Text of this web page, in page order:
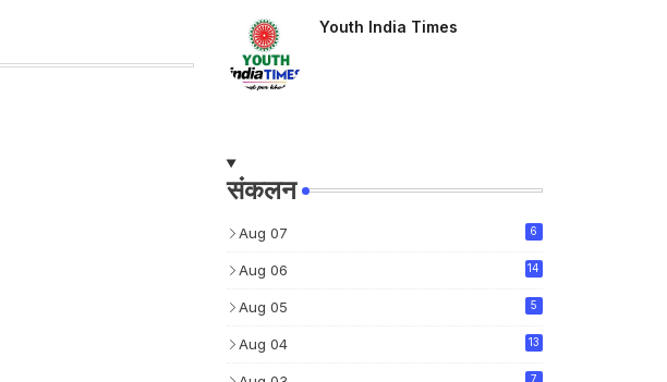
Youth India Times
संकलन
Aug 07 6
Aug 06 14
Aug 05 5
Aug 04 13
7